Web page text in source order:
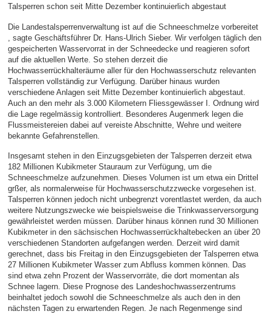
Talsperren schon seit Mitte Dezember kontinuierlich abgestaut
Die Landestalsperrenverwaltung ist auf die Schneeschmelze vorbereitet
, sagte Geschäftsführer Dr. Hans-Ulrich Sieber. Wir verfolgen täglich den
gespeicherten Wasservorrat in der Schneedecke und reagieren sofort
auf die aktuellen Werte. So stehen derzeit die
Hochwasserrückhalteräume aller für den Hochwasserschutz relevanten
Talsperren vollständig zur Verfügung. Darüber hinaus wurden
verschiedene Anlagen seit Mitte Dezember kontinuierlich abgestaut.
Auch an den mehr als 3.000 Kilometern Fliessgewässer I. Ordnung wird
die Lage regelmässig kontrolliert. Besonderes Augenmerk legen die
Flussmeistereien dabei auf vereiste Abschnitte, Wehre und weitere
bekannte Gefahrenstellen.
Insgesamt stehen in den Einzugsgebieten der Talsperren derzeit etwa
182 Millionen Kubikmeter Stauraum zur Verfügung, um die
Schneeschmelze aufzunehmen. Dieses Volumen ist um etwa ein Drittel
grßer, als normalerweise für Hochwasserschutzzwecke vorgesehen ist.
Talsperren können jedoch nicht unbegrenzt vorentlastet werden, da auch
weitere Nutzungszwecke wie beispielsweise die Trinkwasserversorgung
gewährleistet werden müssen. Darüber hinaus können rund 30 Millionen
Kubikmeter in den sächsischen Hochwasserrückhaltebecken an über 20
verschiedenen Standorten aufgefangen werden. Derzeit wird damit
gerechnet, dass bis Freitag in den Einzugsgebieten der Talsperren etwa
27 Millionen Kubikmeter Wasser zum Abfluss kommen können. Das
sind etwa zehn Prozent der Wasservorräte, die dort momentan als
Schnee lagern. Diese Prognose des Landeshochwasserzentrums
beinhaltet jedoch sowohl die Schneeschmelze als auch den in den
nächsten Tagen zu erwartenden Regen. Je nach Regenmenge sind